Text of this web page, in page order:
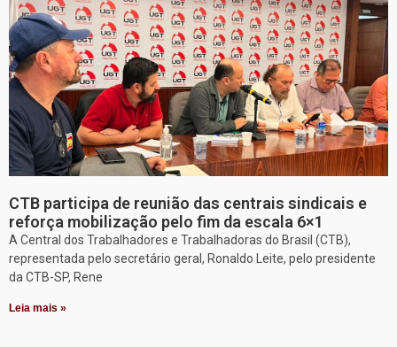
CTB participa de reunião das centrais sindicais e
reforça mobilização pelo fim da escala 6×1
A Central dos Trabalhadores e Trabalhadoras do Brasil (CTB),
representada pelo secretário geral, Ronaldo Leite, pelo presidente
da CTB-SP, Rene
Leia mais »